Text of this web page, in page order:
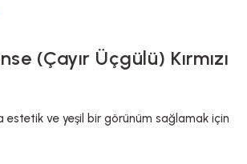
(Çayır Üçgülü) Kırmızı
estetik ve yeşil bir görünüm sağlamak için